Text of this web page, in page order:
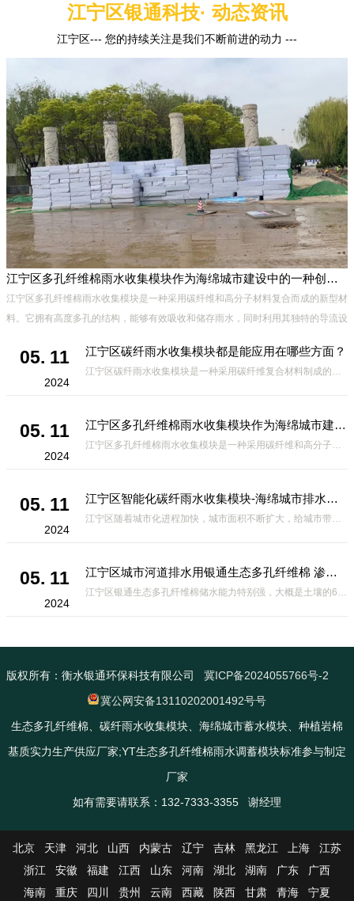
江宁区银通科技· 动态资讯
江宁区--- 您的持续关注是我们不断前进的动力 ---
江宁区多孔纤维棉雨水收集模块作为海绵城市建设中的一种创新材料
江宁区多孔纤维棉雨水收集模块是一种采用碳纤维和高分子材料复合而成的新型材
料。它拥有高度多孔的结构，能够有效吸收和储存雨水，同时利用其独特的导流设
05. 11
2024
江宁区碳纤雨水收集模块都是能应用在哪些方面？
江宁区碳纤雨水收集模块是一种采用碳纤维复合材料制成的雨水收集装置，具有*、环保、可持续等诸多优点。这种模块的设计独特，结构轻巧且强度高，耐腐蚀，能够在各种环境条件下稳定运行。其广泛的应用领域不仅体现在城市规
05. 11
2024
江宁区多孔纤维棉雨水收集模块作为海绵城市建设中的一种创新材料
江宁区多孔纤维棉雨水收集模块是一种采用碳纤维和高分子材料复合而成的新型材料。它拥有高度多孔的结构，能够有效吸收和储存雨水，同时利用其独特的导流设计，将雨水迅速排出，有效防止城市内涝的发生。此外，该材料还具有
05. 11
2024
江宁区智能化碳纤雨水收集模块-海绵城市排水蓄水系统的优选项
江宁区随着城市化进程加快，城市面积不断扩大，给城市带来的问题也随之增加。其中之一就是水资源的短缺。雨水收集是一种解决城市水资源短缺的有效途径。在雨水收集技术中，智能化碳纤雨水收集模块的出现，为解决城市水资源
05. 11
2024
江宁区城市河道排水用银通生态多孔纤维棉 渗透性好重量轻
江宁区银通生态多孔纤维棉储水能力特别强，大概是土壤的6倍，所以在下暴雨或者是严重的雨雪天气时，能将降水量很好的吸收掉，到了天气晴朗之后又会将这些水分蒸发到空气中。这种材料在绿化环保上能起到很大的作用，能够大
版权所有：衡水银通环保科技有限公司
冀ICP备2024055766号-2
冀公网安备13110202001492号号
生态多孔纤维棉、碳纤雨水收集模块、海绵城市蓄水模块、种植岩棉
基质实力生产供应厂家;YT生态多孔纤维棉雨水调蓄模块标准参与制定
厂家
如有需要请联系：132-7333-3355 谢经理
北京 天津 河北 山西 内蒙古 辽宁 吉林 黑龙江 上海
江苏
浙江
安徽 福建 江西 山东 河南 湖北 湖南 广东
广西
海南
重庆 四川 贵州 云南 西藏 陕西 甘肃 青海 宁夏